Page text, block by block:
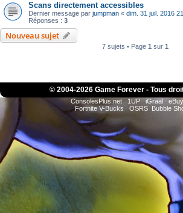
Scans directement accessibles
Dernier message par jumpman « dim. 31 juil. 2016
Réponses : 3
Nouveau sujet
7 sujets • Page 1 sur 1
© 2004-2026 Game Forever - Tous
ConsolesPlus.net 1UP iGraal
Fortnite V-Bucks
OSRS Bubble